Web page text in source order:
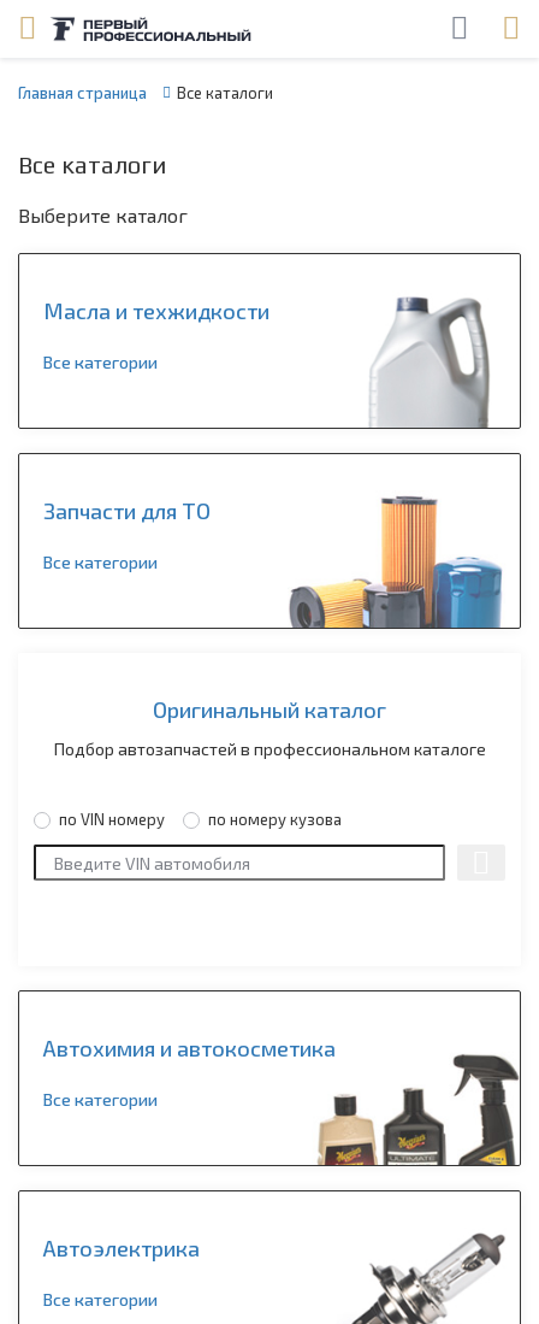
Главная страница Все каталоги
Все каталоги
Выберите каталог
Масла и техжидкости
Все категории
Запчасти для ТО
Все категории
Оригинальный каталог
Подбор автозапчастей в профессиональном каталоге
по VIN номеру по номеру кузова
Автохимия и автокосметика
Все категории
Автоэлектрика
Все категории